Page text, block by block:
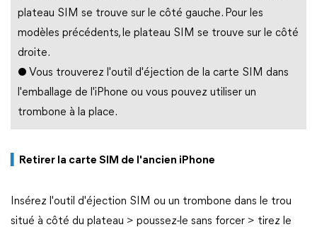
plateau SIM se trouve sur le côté gauche. Pour les
modèles précédents, le plateau SIM se trouve sur le côté
droite.
● Vous trouverez l'outil d'éjection de la carte SIM dans
l'emballage de l'iPhone ou vous pouvez utiliser un
trombone à la place.
Retirer la carte SIM de l'ancien iPhone
Insérez l'outil d'éjection SIM ou un trombone dans le trou
situé à côté du plateau > poussez-le sans forcer > tirez le